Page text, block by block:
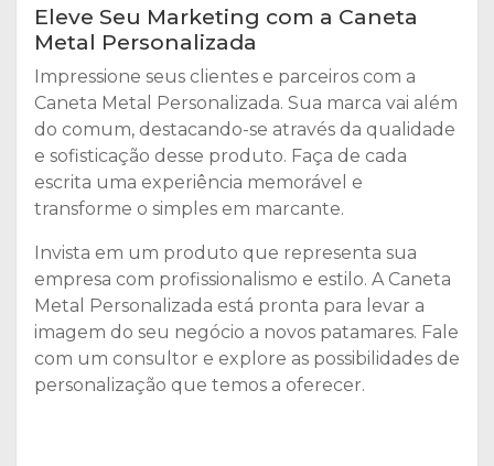
Eleve Seu Marketing com a Caneta
Metal Personalizada
Impressione seus clientes e parceiros com a
Caneta Metal Personalizada. Sua marca vai além
do comum, destacando-se através da qualidade
e sofisticação desse produto. Faça de cada
escrita uma experiência memorável e
transforme o simples em marcante.
Invista em um produto que representa sua
empresa com profissionalismo e estilo. A Caneta
Metal Personalizada está pronta para levar a
imagem do seu negócio a novos patamares. Fale
com um consultor e explore as possibilidades de
personalização que temos a oferecer.